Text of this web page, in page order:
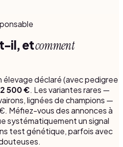
il, etcomment
élevage déclaré (avec pedigree
500 €. Les variantes rares —
lignées de champions —
Méfiez-vous des annonces à
systématiquement un signal
test génétique, parfois avec